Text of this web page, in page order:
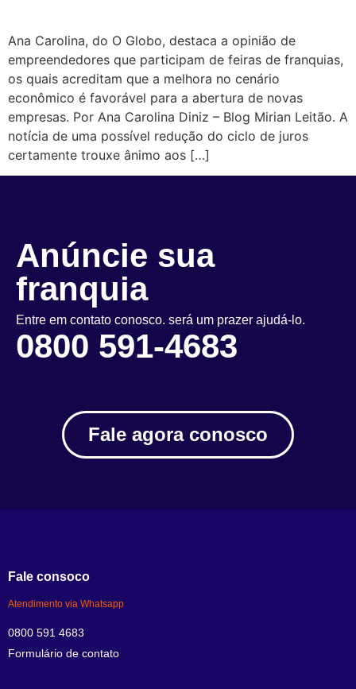
Ana Carolina, do O Globo, destaca a opinião de
empreendedores que participam de feiras de franquias,
os quais acreditam que a melhora no cenário
econômico é favorável para a abertura de novas
empresas. Por Ana Carolina Diniz – Blog Mirian Leitão. A
notícia de uma possível redução do ciclo de juros
certamente trouxe ânimo aos […]
Anúncie sua
franquia
Entre em contato conosco. será um prazer ajudá-lo.
0800 591-4683
Fale agora conosco
Fale consoco
Atendimento via Whatsapp
0800 591 4683
Formulário de contato